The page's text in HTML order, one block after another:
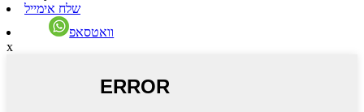
שלח אימייל
וואטסאפ
x